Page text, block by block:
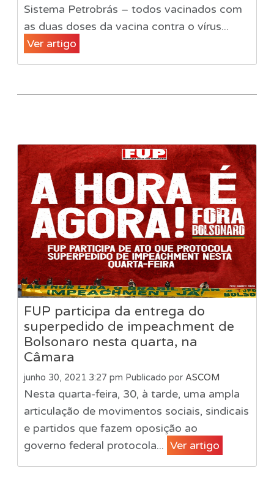
Sistema Petrobrás – todos vacinados com
as duas doses da vacina contra o vírus...
Ver artigo
FUP participa da entrega do
superpedido de impeachment de
Bolsonaro nesta quarta, na
Câmara
junho 30, 2021 3:27 pm Publicado por ASCOM
Nesta quarta-feira, 30, à tarde, uma ampla
articulação de movimentos sociais, sindicais
e partidos que fazem oposição ao
governo federal protocola... Ver artigo